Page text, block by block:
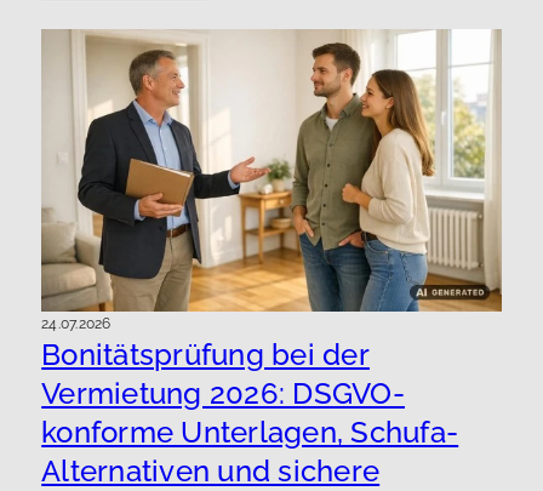
24.07.2026
Bonitätsprüfung bei der
Vermietung 2026: DSGVO-
konforme Unterlagen, Schufa-
Alternativen und sichere